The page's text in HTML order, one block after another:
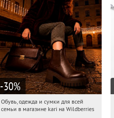
-30%
15:13:59 Получили:
Обувь, одежда и сумки для всей
семьи в магазине kari на Wildberries